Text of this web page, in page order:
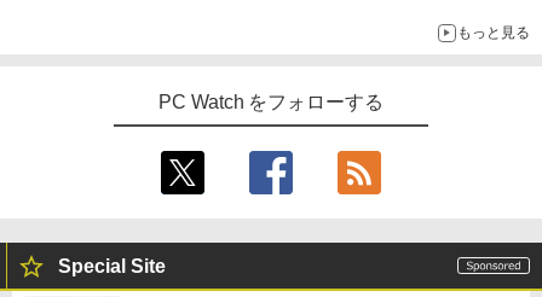
もっと見る
PC Watch をフォローする
Special Site